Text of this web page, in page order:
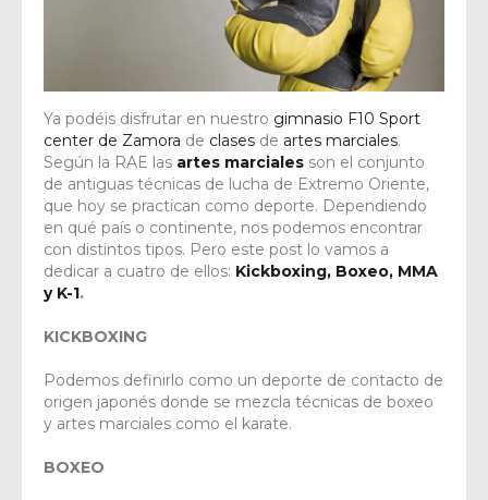
Ya podéis disfrutar en nuestro gimnasio F10 Sport
center de Zamora de clases de artes marciales.
Según la RAE las artes marciales son el conjunto
de antiguas técnicas de lucha de Extremo Oriente,
que hoy se practican como deporte. Dependiendo
en qué país o continente, nos podemos encontrar
con distintos tipos. Pero este post lo vamos a
dedicar a cuatro de ellos: Kickboxing, Boxeo, MMA
y K-1.
KICKBOXING
Podemos definirlo como un deporte de contacto de
origen japonés donde se mezcla técnicas de boxeo
y artes marciales como el karate.
BOXEO